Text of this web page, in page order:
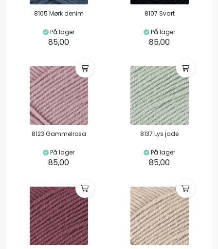
8105 Mørk denim
På lager
85,00
8107 Svart
På lager
85,00
8123 Gammelrosa
På lager
85,00
8137 Lys jade
På lager
85,00